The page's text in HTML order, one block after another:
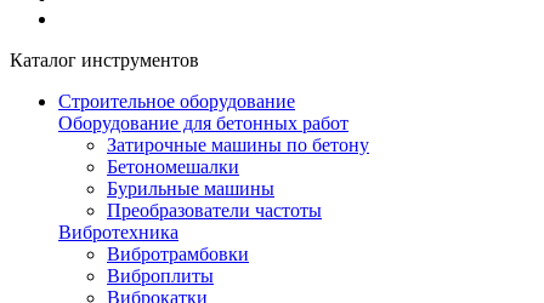
Каталог инструментов
Строительное оборудование
Оборудование для бетонных работ
Затирочные машины по бетону
Бетономешалки
Бурильные машины
Преобразователи частоты
Вибротехника
Вибротрамбовки
Виброплиты
Виброкатки